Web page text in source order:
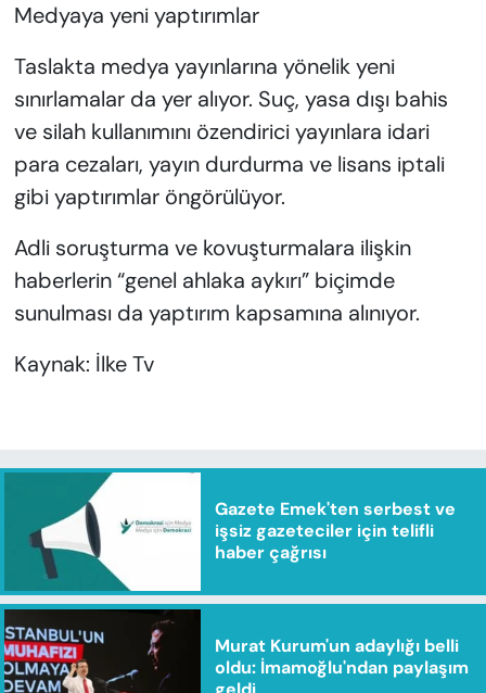
Medyaya yeni yaptırımlar
Taslakta medya yayınlarına yönelik yeni
sınırlamalar da yer alıyor. Suç, yasa dışı bahis
ve silah kullanımını özendirici yayınlara idari
para cezaları, yayın durdurma ve lisans iptali
gibi yaptırımlar öngörülüyor.
Adli soruşturma ve kovuşturmalara ilişkin
haberlerin “genel ahlaka aykırı” biçimde
sunulması da yaptırım kapsamına alınıyor.
Kaynak: İlke Tv
Gazete Emek'ten serbest ve
işsiz gazeteciler için telifli
haber çağrısı
Murat Kurum'un adaylığı belli
oldu: İmamoğlu'ndan paylaşım